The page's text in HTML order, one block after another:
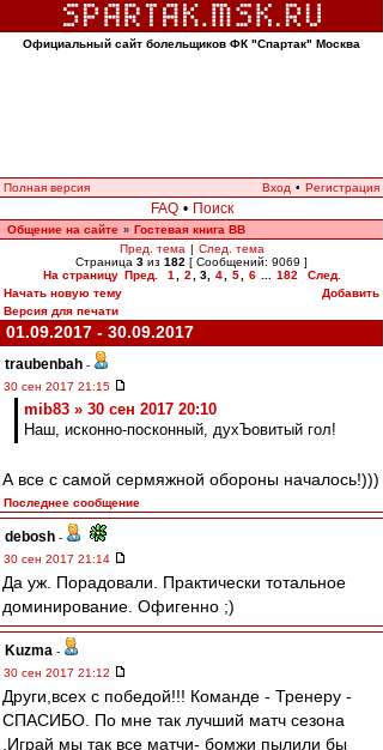
Официальный сайт болельщиков ФК "Спартак" Москва
Полная версия Вход • Регистрация
FAQ • Поиск
Общение на сайте » Гостевая книга ВВ
Пред. тема | След. тема
Страница 3 из 182 [ Сообщений: 9069 ]
На страницу Пред. 1 2 3, 4 5 6 182
След.
Начать новую тему
Добавить
Версия для печати
01.09.2017 - 30.09.2017
traubenbah -
30 сен 2017 21:15
mib83 » 30 сен 2017 20:10
Наш, исконно-посконный, духЪовитый гол!
А все с самой сермяжной обороны началось!)))
Последнее сообщение
debosh -
30 сен 2017 21:14
Да уж. Порадовали. Практически тотальное
доминирование. Офигенно ;)
Kuzma -
30 сен 2017 21:12
Други,всех с победой!!! Команде - Тренеру -
СПАСИБО. По мне так лучший матч сезона
.Играй мы так все матчи- бомжи пылили бы